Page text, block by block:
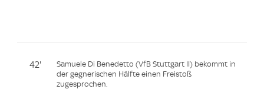
42'
Samuele Di Benedetto (VfB Stuttgart II) bekommt in
der gegnerischen Hälfte einen Freistoß
zugesprochen.